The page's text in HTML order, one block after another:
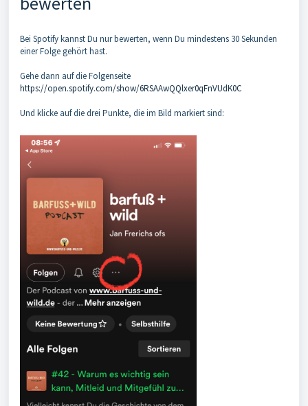
Bei Spotify kannst Du nur bewerten, wenn Du mindestens 30 Sekunden
einer Folge gehört hast.
Gehe dann auf die Folgenseite
https://open.spotify.com/show/6RSAAwQQlxer0qFnVUdK0C
Und klicke auf die drei Punkte, die im Bild markiert sind: